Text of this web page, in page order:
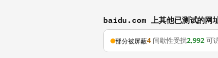
baidu.com 上其他已测试的网
部分被屏蔽4 间歇性受扰2,992 可